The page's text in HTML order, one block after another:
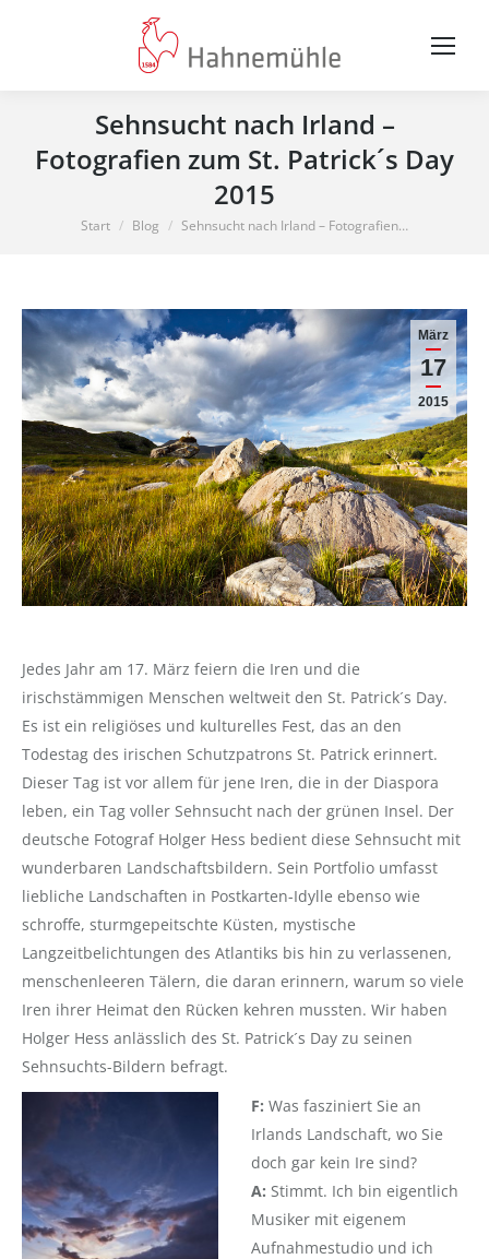
Sehnsucht nach Irland –
Fotografien zum St. Patrick´s Day
2015
Sie befinden sich hier:
Start Blog Sehnsucht nach Irland – Fotografien…
März
17
2015
Jedes Jahr am 17. März feiern die Iren und die
irischstämmigen Menschen weltweit den St. Patrick´s Day.
Es ist ein religiöses und kulturelles Fest, das an den
Todestag des irischen Schutzpatrons St. Patrick erinnert.
Dieser Tag ist vor allem für jene Iren, die in der Diaspora
leben, ein Tag voller Sehnsucht nach der grünen Insel. Der
deutsche Fotograf Holger Hess bedient diese Sehnsucht mit
wunderbaren Landschaftsbildern. Sein Portfolio umfasst
liebliche Landschaften in Postkarten-Idylle ebenso wie
schroffe, sturmgepeitschte Küsten, mystische
Langzeitbelichtungen des Atlantiks bis hin zu verlassenen,
menschenleeren Tälern, die daran erinnern, warum so viele
Iren ihrer Heimat den Rücken kehren mussten. Wir haben
Holger Hess anlässlich des St. Patrick´s Day zu seinen
Sehnsuchts-Bildern befragt.
F: Was fasziniert Sie an
Irlands Landschaft, wo Sie
doch gar kein Ire sind?
A: Stimmt. Ich bin eigentlich
Musiker mit eigenem
Aufnahmestudio und ich